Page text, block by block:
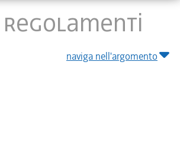
naviga nell'argomento